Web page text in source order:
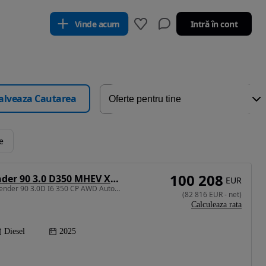
Vinde acum Intră în cont
Cautarea
Land Rover Defender 90 3.0 D350 MHEV X-Dynamic HSE
2997 cm3 • 350 CP • Defender 90 3.0D I6 350 CP AWD Auto MHEV X-Dynamic HSE
Diesel 2025
100 208 EUR
(82 816 EUR- net)
Calculeaza rata